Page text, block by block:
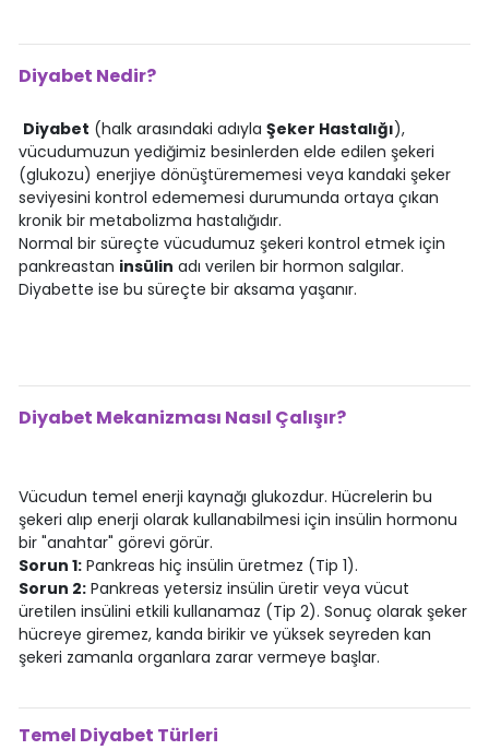
Diyabet Nedir?
Diyabet (halk arasındaki adıyla Şeker Hastalığı),
vücudumuzun yediğimiz besinlerden elde edilen şekeri
(glukozu) enerjiye dönüştürememesi veya kandaki şeker
seviyesini kontrol edememesi durumunda ortaya çıkan
kronik bir metabolizma hastalığıdır.
Normal bir süreçte vücudumuz şekeri kontrol etmek için
pankreastan insülin adı verilen bir hormon salgılar.
Diyabette ise bu süreçte bir aksama yaşanır.
Diyabet Mekanizması Nasıl Çalışır?
Vücudun temel enerji kaynağı glukozdur. Hücrelerin bu
şekeri alıp enerji olarak kullanabilmesi için insülin hormonu
bir "anahtar" görevi görür.
Sorun 1:Pankreas hiç insülin üretmez (Tip 1).
Sorun 2:Pankreas yetersiz insülin üretir veya vücut
üretilen insülini etkili kullanamaz (Tip 2). Sonuç olarak şeker
hücreye giremez, kanda birikir ve yüksek seyreden kan
şekeri zamanla organlara zarar vermeye başlar.
Temel Diyabet Türleri